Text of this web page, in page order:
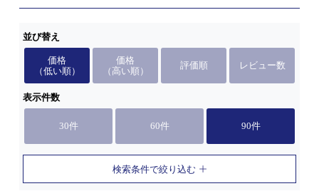
並び替え
価格
（低い順）
価格
（高い順）
評価順 レビュー数
表示件数
30件 60件 90件
検索条件で絞り込む